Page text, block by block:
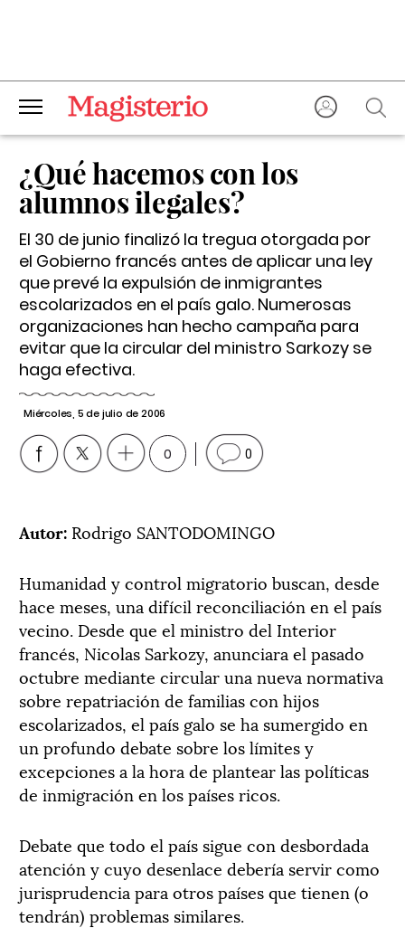
¿Qué hacemos con los
alumnos ilegales?
El 30 de junio finalizó la tregua otorgada por
el Gobierno francés antes de aplicar una ley
que prevé la expulsión de inmigrantes
escolarizados en el país galo. Numerosas
organizaciones han hecho campaña para
evitar que la circular del ministro Sarkozy se
haga efectiva.
Miércoles, 5 de julio de 2006
0 0
Autor: Rodrigo SANTODOMINGO
Humanidad y control migratorio buscan, desde
hace meses, una difícil reconciliación en el país
vecino. Desde que el ministro del Interior
francés, Nicolas Sarkozy, anunciara el pasado
octubre mediante circular una nueva normativa
sobre repatriación de familias con hijos
escolarizados, el país galo se ha sumergido en
un profundo debate sobre los límites y
excepciones a la hora de plantear las políticas
de inmigración en los países ricos.
Debate que todo el país sigue con desbordada
atención y cuyo desenlace debería servir como
jurisprudencia para otros países que tienen (o
tendrán) problemas similares.